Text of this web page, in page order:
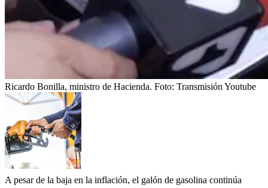
Ricardo Bonilla, ministro de Hacienda. Foto: Transmisión Youtube
A pesar de la baja en la inflación, el galón de gasolina continúa